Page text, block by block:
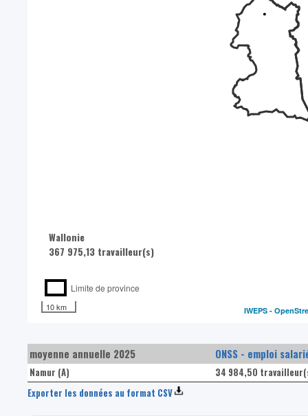
Wallonie
367 975,13 travailleur(s)
Limite de province
10 km IWEPS -
moyenne annuelle 2025 ONSS - emploi
Namur (A)
34 984,50
Exporter les données au format CSV